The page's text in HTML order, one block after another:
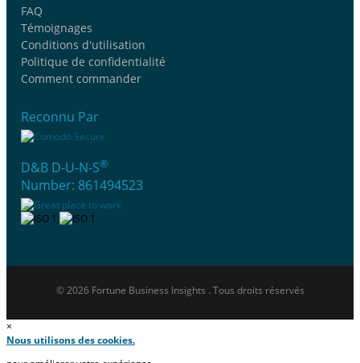
FAQ
Témoignages
Conditions d'utilisation
Politique de confidentialité
Comment commander
Reconnu Par
D&B D-U-N-S®
Number: 861494523
© 2026 Fortune Business Insights . Tous droits réservés
×
Nous utilisons des cookies.